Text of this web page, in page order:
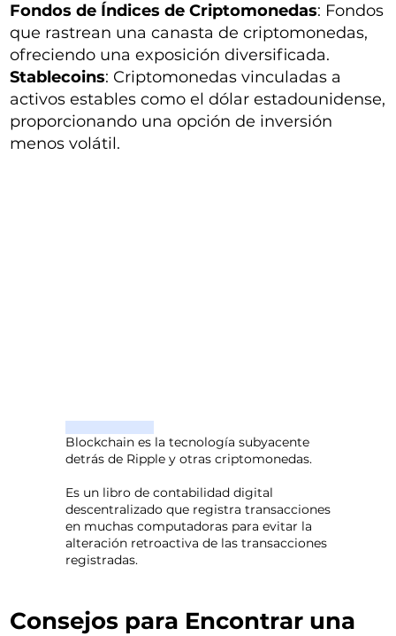
Fondos de Índices de Criptomonedas: Fondos
que rastrean una canasta de criptomonedas,
ofreciendo una exposición diversificada.
Stablecoins: Criptomonedas vinculadas a
activos estables como el dólar estadounidense,
proporcionando una opción de inversión
menos volátil.
Blockchain es la tecnología subyacente
detrás de Ripple y otras criptomonedas.
Es un libro de contabilidad digital
descentralizado que registra transacciones
en muchas computadoras para evitar la
alteración retroactiva de las transacciones
registradas.
Consejos para Encontrar una